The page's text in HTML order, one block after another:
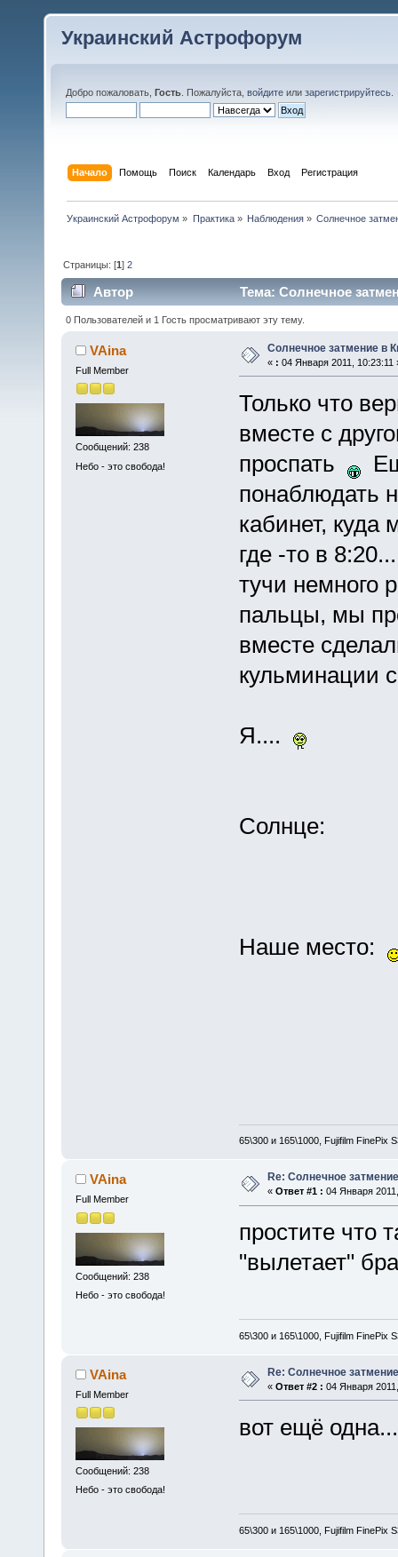
Украинский Астрофорум
Добро пожаловать, Гость . Пожалуйста, войдите или зарегистрируйтесь
Начало Помощь Поиск Календарь Вход Регистрация
Украинский Астрофорум » Практика» Наблюдения» Солнечное
Страницы: [1]2
Автор Тема: Солнечное
0 Пользователей и 1 Гость просматривают эту тему.
VAina
Full Member
Сообщений: 238
Небо - это свобода!
Солнечное затмение в
« : 04 Января 2011, 10:23:11
Только что
вместе с
проспать
понаблюдать
кабинет, куда
где -то в
тучи немного
пальцы, мы
вместе
кульминации
Я....
Солнце:
Наше место:
65\300 и 165\1000, Fujifilm FinePix
VAina
Full Member
Сообщений: 238
Небо - это свобода!
Re: Солнечное
« Ответ #1 : 04 Января
простите что
"вылетает"
65\300 и 165\1000, Fujifilm FinePix
VAina
Full Member
Сообщений: 238
Небо - это свобода!
Re: Солнечное
« Ответ #2 : 04 Января
вот ещё
65\300 и 165\1000, Fujifilm FinePix